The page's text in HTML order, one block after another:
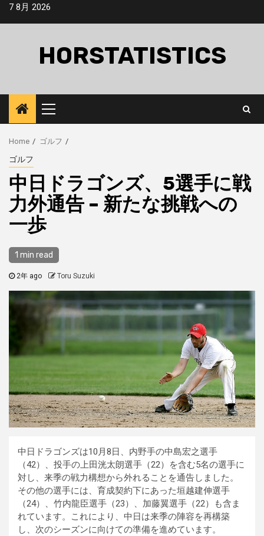
Skip7 8月 2026
HORSTATISTICS
Primary
Menu
Home ゴルフ
ゴルフ
中日ドラゴンズ、5選手に戦
力外通告 – 新たな挑戦への
一歩
1 min read
2年 ago Toru Suzuki
中日ドラゴンズは10月8日、内野手の中島宏之選手
（42）、投手の上田洸太朗選手（22）を含む5名の選手に
対し、来季の戦力構想から外れることを通告しました。
その他の選手には、育成契約下にあった垣越建伸選手
（24）、竹内龍臣選手（23）、加藤翼選手（22）も含ま
れています。これにより、中日は来季の陣容を再構築
し、次のシーズンに向けての準備を進めています。